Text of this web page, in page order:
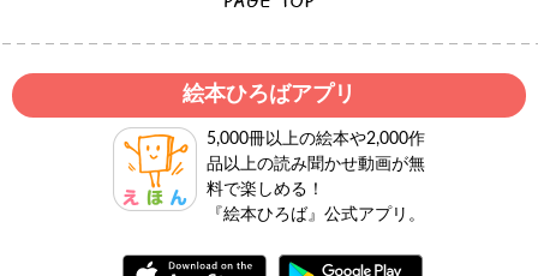
絵本ひろばアプリ
5,000冊以上の絵本や2,000作
品以上の読み聞かせ動画が無
料で楽しめる！
『絵本ひろば』公式アプリ。